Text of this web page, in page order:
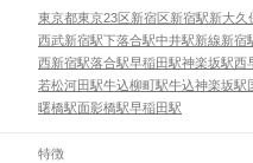
東京都東京23区新宿区新宿駅新大久
西武新宿駅下落合駅中井駅新線新宿
西新宿駅落合駅早稲田駅神楽坂駅西
若松河田駅牛込柳町駅牛込神楽坂駅
曙橋駅面影橋駅早稲田駅
特徴